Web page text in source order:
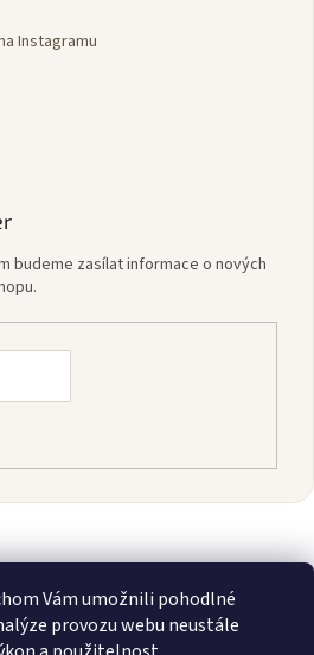
Vám umožnili pohodlné
provozu webu neustále
Instagramu
budeme zasílat informace o nových